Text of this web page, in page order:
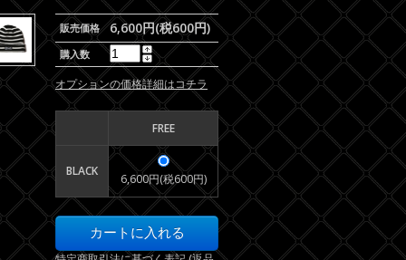
販売価格 6,600円(税600円)
購入数
オプションの価格詳細はコチラ
FREE
BLACK
6,600円(税600円)